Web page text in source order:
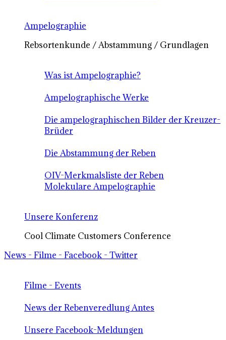
Ampelographie
Rebsortenkunde / Abstammung / Grundlagen
Was ist Ampelographie?
Ampelographische Werke
Die ampelographischen Bilder der Kreuzer-
Brüder
Die Abstammung der Reben
OIV-Merkmalsliste der Reben
Molekulare Ampelographie
Unsere Konferenz
Cool Climate Customers Conference
News - Filme - Facebook - Twitter
Filme - Events
News der Rebenveredlung Antes
Unsere Facebook-Meldungen